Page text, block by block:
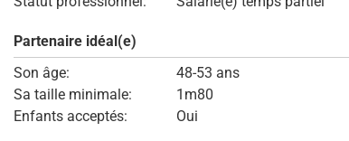
Partenaire idéal(e)
Son âge:
48-53 ans
Sa taille minimale:
1m80
Enfants acceptés:
Oui